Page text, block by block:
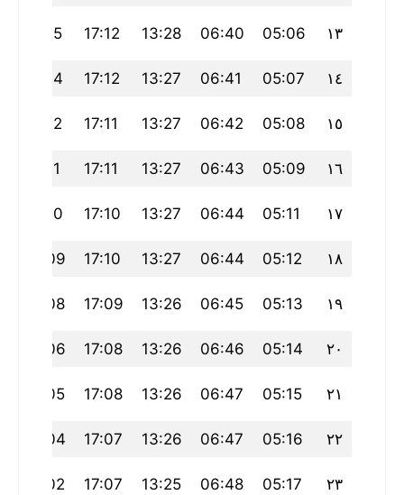
١٣ 05:06
06:40
13:28
17:12
20:15
١٤ 05:07
06:41
13:27
17:12
20:14
١٥ 05:08
06:42
13:27
17:11
20:12
١٦ 05:09
06:43
13:27
17:11
20:11
١٧ 05:11
06:44
13:27
17:10
20:10
١٨ 05:12
06:44
13:27
17:10
20:09
١٩ 05:13
06:45
13:26
17:09
20:08
٢٠ 05:14
06:46
13:26
17:08
20:06
٢١ 05:15
06:47
13:26
17:08
20:05
٢٢ 05:16
06:47
13:26
17:07
20:04
٢٣ 05:17
06:48
13:25
17:07
20:02